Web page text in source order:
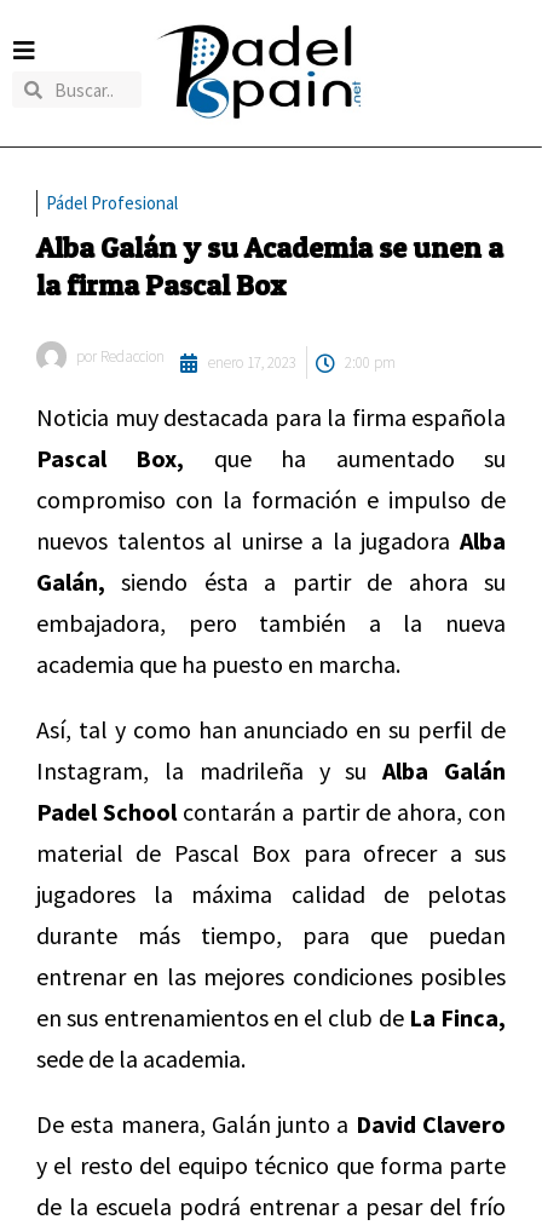
Pádel Profesional
Alba Galán y su Academia se unen a
la firma Pascal Box
por Redaccion enero 17, 2023 2:00 pm
Noticia muy destacada para la firma española
Pascal Box, que ha aumentado su
compromiso con la formación e impulso de
nuevos talentos al unirse a la jugadora Alba
Galán, siendo ésta a partir de ahora su
embajadora, pero también a la nueva
academia que ha puesto en marcha.
Así, tal y como han anunciado en su perfil de
Instagram, la madrileña y suAlba Galán
Padel School contarán a partir de ahora, con
material de Pascal Box para ofrecer a sus
jugadores la máxima calidad de pelotas
durante más tiempo, para que puedan
entrenar en las mejores condiciones posibles
en sus entrenamientos en el club de La Finca,
sede de la academia.
De esta manera, Galán junto a David Clavero
y el resto del equipo técnico que forma parte
de la escuela podrá entrenar a pesar del frío